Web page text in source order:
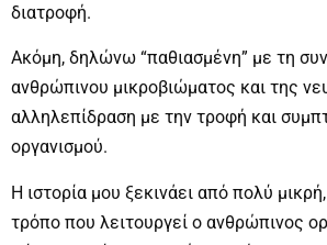
διατροφή.
Ακόμη, δηλώνω “παθιασμένη” με τη
ανθρώπινου μικροβιώματος και της
αλληλεπίδραση με την τροφή και
οργανισμού.
H ιστορία μου ξεκινάει από πολύ
τρόπο που λειτουργεί ο ανθρώπινος